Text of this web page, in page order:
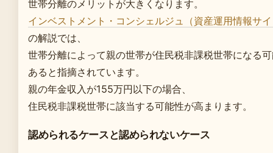
世帯分離のメリットが大きくなります。
インベストメント・コンシェルジュ（資産運用情報サ
の解説では、
世帯分離によって親の世帯が住民税非課税世帯になる
あると指摘されています。
親の年金収入が155万円以下の場合、
住民税非課税世帯に該当する可能性が高まります。
認められるケースと認められないケース